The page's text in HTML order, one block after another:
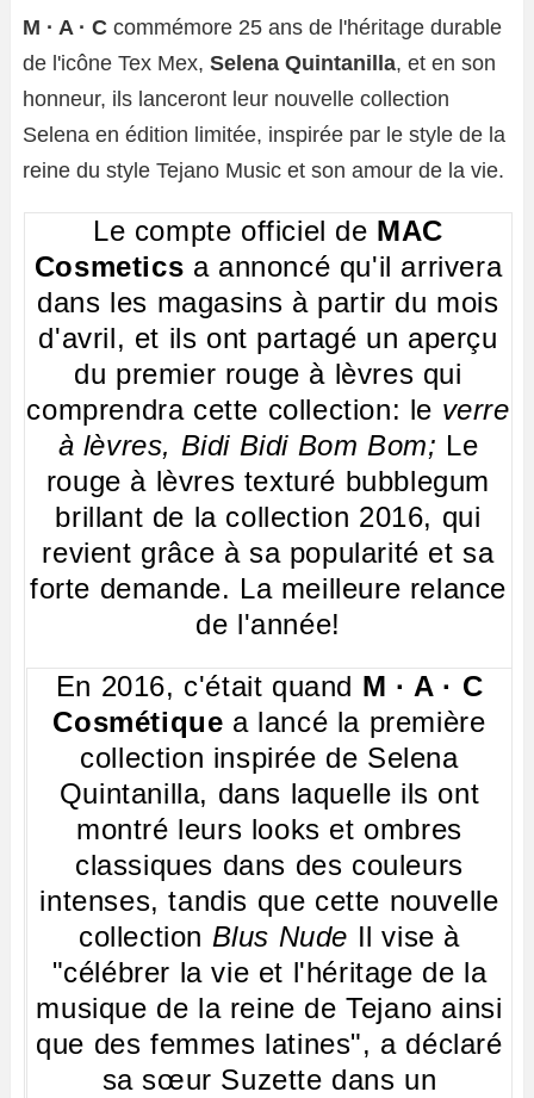
M · A · C commémore 25 ans de l'héritage durable
de l'icône Tex Mex, Selena Quintanilla, et en son
honneur, ils lanceront leur nouvelle collection
Selena en édition limitée, inspirée par le style de la
reine du style Tejano Music et son amour de la vie.
Le compte officiel de MAC
Cosmetics a annoncé qu'il arrivera
dans les magasins à partir du mois
d'avril, et ils ont partagé un aperçu
du premier rouge à lèvres qui
comprendra cette collection: le verre
à lèvres, Bidi Bidi Bom Bom; Le
rouge à lèvres texturé bubblegum
brillant de la collection 2016, qui
revient grâce à sa popularité et sa
forte demande. La meilleure relance
de l'année!
En 2016, c'était quand M · A · C
Cosmétique a lancé la première
collection inspirée de Selena
Quintanilla, dans laquelle ils ont
montré leurs looks et ombres
classiques dans des couleurs
intenses, tandis que cette nouvelle
collection Blus Nude Il vise à
"célébrer la vie et l'héritage de la
musique de la reine de Tejano ainsi
que des femmes latines", a déclaré
sa sœur Suzette dans un